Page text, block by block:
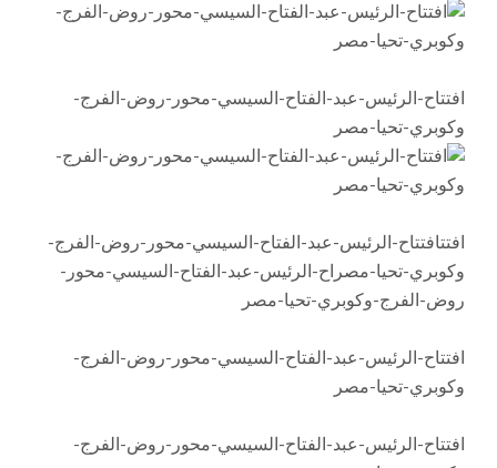
افتتاح-الرئيس-عبد-الفتاح-السيسي-محور-روض-الفرج-
وكوبري-تحيا-مصر
افتتافتتاح-الرئيس-عبد-الفتاح-السيسي-محور-روض-الفرج-
وكوبري-تحيا-مصراح-الرئيس-عبد-الفتاح-السيسي-محور-
روض-الفرج-وكوبري-تحيا-مصر
افتتاح-الرئيس-عبد-الفتاح-السيسي-محور-روض-الفرج-
وكوبري-تحيا-مصر
افتتاح-الرئيس-عبد-الفتاح-السيسي-محور-روض-الفرج-